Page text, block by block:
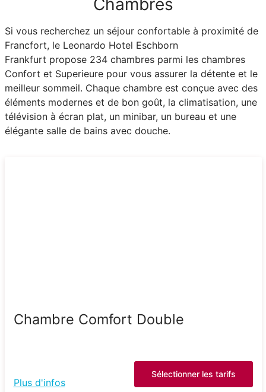
Chambres
Si vous recherchez un séjour confortable à proximité de
Francfort, le Leonardo Hotel Eschborn
Frankfurt propose 234 chambres parmi les chambres
Confort et Superieure pour vous assurer la détente et le
meilleur sommeil. Chaque chambre est conçue avec des
éléments modernes et de bon goût, la climatisation, une
télévision à écran plat, un minibar, un bureau et une
élégante salle de bains avec douche.
Chambre Comfort Double
Plus d'infos
Sélectionner les tarifs